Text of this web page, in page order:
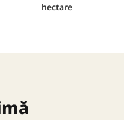
hectare